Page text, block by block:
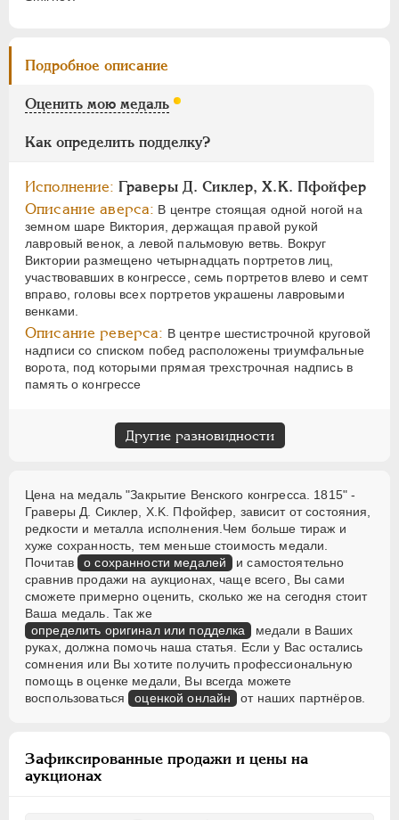
Подробное описание
Оценить мою медаль
Как определить подделку?
Исполнение: Граверы Д. Сиклер, X.K. Пфойфер
Описание аверса: В центре стоящая одной ногой на
земном шаре Виктория, держащая правой рукой
лавровый венок, а левой пальмовую ветвь. Вокруг
Виктории размещено четырнадцать портретов лиц,
участвовавших в конгрессе, семь портретов влево и семт
вправо, головы всех портретов украшены лавровыми
венками.
Описание реверса: В центре шестистрочной круговой
надписи со списком побед расположены триумфальные
ворота, под которыми прямая трехстрочная надпись в
память о конгрессе
Другие разновидности
Цена на медаль "Закрытие Венского конгресса. 1815" -
Граверы Д. Сиклер, X.K. Пфойфер, зависит от состояния,
редкости и металла исполнения.Чем больше тираж и
хуже сохранность, тем меньше стоимость медали.
Почитав о сохранности медалей
и самостоятельно
сравнив продажи на аукционах, чаще всего, Вы сами
сможете примерно оценить, сколько же на сегодня стоит
Ваша медаль. Так же
определить оригинал или подделка
медали в Ваших
руках, должна помочь наша статья. Если у Вас остались
сомнения или Вы хотите получить профессиональную
помощь в оценке медали, Вы всегда можете
воспользоваться оценкой онлайн от наших партнёров.
Зафиксированные продажи и цены на
аукционах
Цифры
1826-1855
АЛЕКСАНДР II 1855-1881
АЛЕКСАНДР III 1881-1894
СЕРИИ МЕДАЛЕЙ 1600-1881